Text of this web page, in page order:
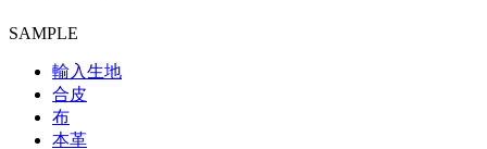
SAMPLE
輸入生地
合皮
布
本革